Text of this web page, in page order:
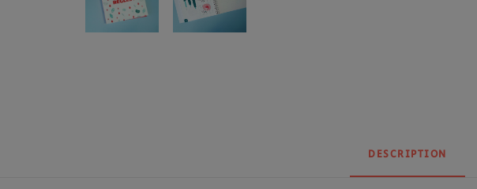
DESCRIPTION